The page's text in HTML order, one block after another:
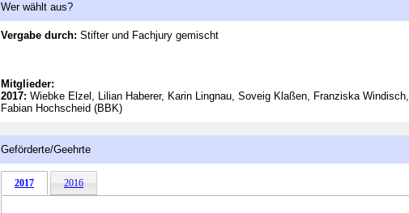
Wer wählt aus?
Vergabe durch: Stifter und Fachjury gemischt
Mitglieder:
2017: Wiebke Elzel, Lilian Haberer, Karin Lingnau, Soveig Klaßen, Franziska Windisch,
Fabian Hochscheid (BBK)
Geförderte/Geehrte
2017 2016